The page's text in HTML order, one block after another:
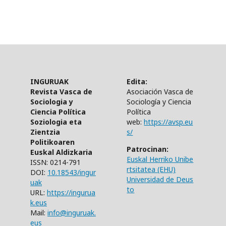
INGURUAK
Revista Vasca de
Sociologia y
Ciencia Política
Soziologia eta
Zientzia
Politikoaren
Euskal Aldizkaria
ISSN: 0214-791
DOI: 10.18543/ingur
uak
URL: https://ingurua
k.eus
Mail: info@inguruak.
eus
Edita:
Asociación Vasca de
Sociología y Ciencia
Política
web:https://avsp.eu
s/
Patrocinan:
Euskal Herriko Unibe
rtsitatea (EHU)
Universidad de Deus
to